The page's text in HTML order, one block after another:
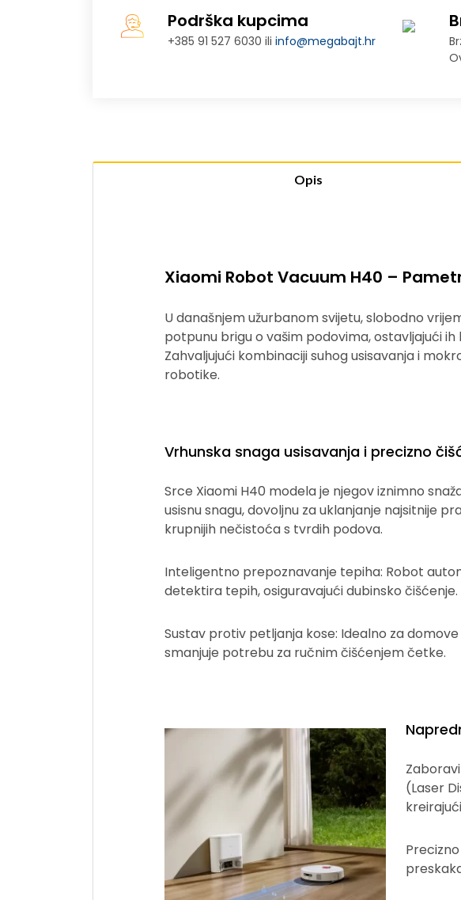
Podrška kupcima
+385 91 527 6030 iliinfo@megabajt.hr
Opis
Xiaomi Robot Vacuum H40 –
U današnjem užurbanom svijetu, slobodno
potpunu brigu o vašim podovima, ostavljajući
Zahvaljujući kombinaciji suhog usisavanja i
robotike.
Vrhunska snaga usisavanja i precizno
Srce Xiaomi H40 modela je njegov iznimno
usisnu snagu, dovoljnu za uklanjanje najsitnije
krupnijih nečistoća s tvrdih podova.
Inteligentno prepoznavanje tepiha: Robot
detektira tepih, osiguravajući dubinsko čišćenje.
Sustav protiv petljanja kose: Idealno za
smanjuje potrebu za ručnim čišćenjem četke.
(Laser